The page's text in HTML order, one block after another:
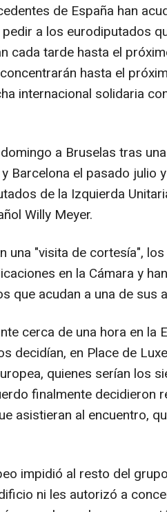
de España han
a los eurodiputados
cada tarde hasta el
hasta el
internacional solidaria
a Bruselas tras
Barcelona el pasado julio
de la Izquierda
Willy Meyer.
una "visita de cortesía",
en la Cámara y
que acudan a una de sus
cerca de una hora en la
decidían, en Place de
quienes serían los
finalmente decidieron
asistieran al encuentro,
impidió al resto del
ni les autorizó a